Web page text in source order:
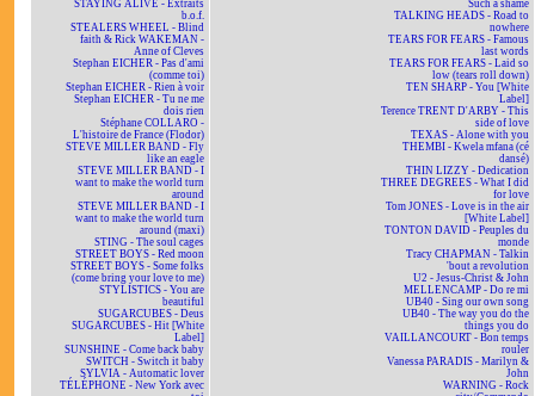
STAYING ALIVE - Extraits
b.o.f.
STEALERS WHEEL - Blind
faith & Rick WAKEMAN -
Anne of Cleves
Stephan EICHER - Pas d'ami
(comme toi)
Stephan EICHER - Rien à voir
Stephan EICHER - Tu ne me
dois rien
Stéphane COLLARO -
L'histoire de France (Flodor)
STEVE MILLER BAND - Fly
like an eagle
STEVE MILLER BAND - I
want to make the world turn
around
STEVE MILLER BAND - I
want to make the world turn
around (maxi)
STING - The soul cages
STREET BOYS - Red moon
STREET BOYS - Some folks
(come bring your love to me)
STYLISTICS - You are
beautiful
SUGARCUBES - Deus
SUGARCUBES - Hit [White
Label]
SUNSHINE - Come back baby
SWITCH - Switch it baby
SYLVIA - Automatic lover
TÉLÉPHONE - New York avec
Such a shame
TALKING HEADS - Road to
nowhere
TEARS FOR FEARS - Famous
last words
TEARS FOR FEARS - Laid so
low (tears roll down)
TEN SHARP - You [White
Label]
Terence TRENT D'ARBY - This
side of love
TEXAS - Alone with you
THEMBI - Kwela mfana (cé
dansé)
THIN LIZZY - Dedication
THREE DEGREES - What I did
for love
Tom JONES - Love is in the air
[White Label]
TONTON DAVID - Peuples du
monde
Tracy CHAPMAN - Talkin
'bout a revolution
U2 - Jesus-Christ & John
MELLENCAMP - Do re mi
UB40 - Sing our own song
UB40 - The way you do the
things you do
VAILLANCOURT - Bon temps
rouler
Vanessa PARADIS - Marilyn &
John
WARNING - Rock